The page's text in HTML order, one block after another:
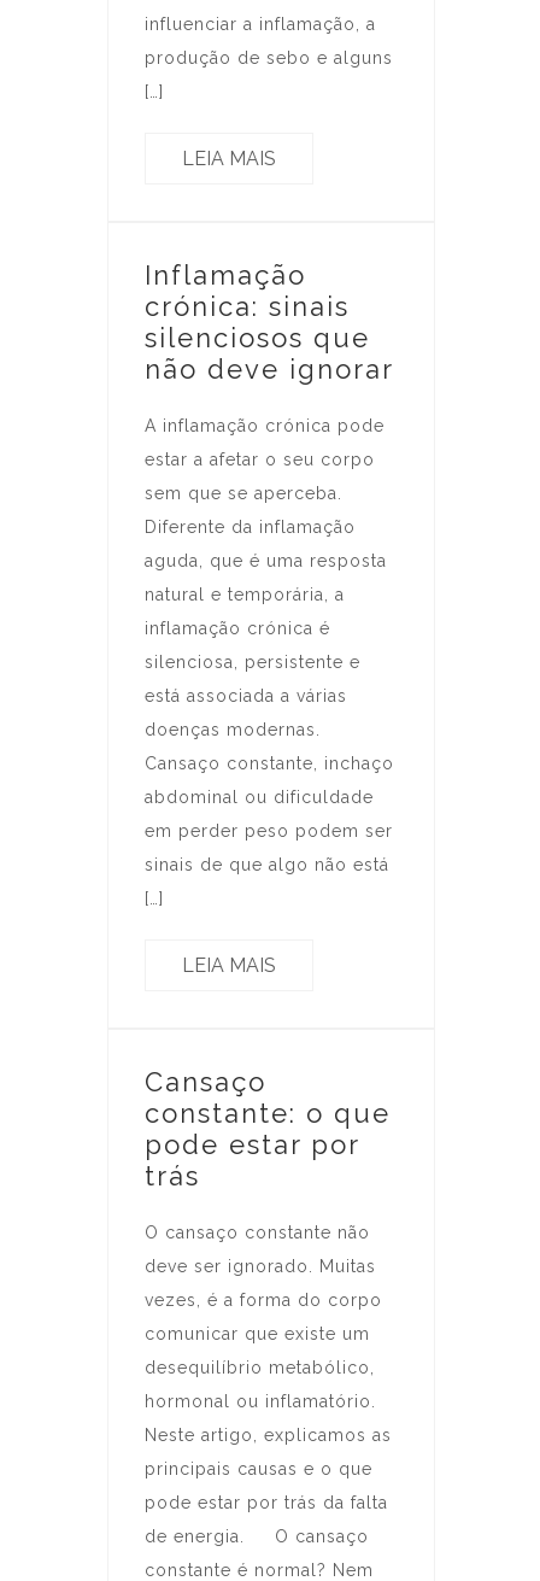
influenciar a inflamação, a
produção de sebo e alguns
[…]
LEIA MAIS
Inflamação
crónica: sinais
silenciosos que
não deve ignorar
A inflamação crónica pode
estar a afetar o seu corpo
sem que se aperceba.
Diferente da inflamação
aguda, que é uma resposta
natural e temporária, a
inflamação crónica é
silenciosa, persistente e
está associada a várias
doenças modernas.
Cansaço constante, inchaço
abdominal ou dificuldade
em perder peso podem ser
sinais de que algo não está
[…]
LEIA MAIS
Cansaço
constante: o que
pode estar por
trás
O cansaço constante não
deve ser ignorado. Muitas
vezes, é a forma do corpo
comunicar que existe um
desequilíbrio metabólico,
hormonal ou inflamatório.
Neste artigo, explicamos as
principais causas e o que
pode estar por trás da falta
de energia. O cansaço
constante é normal? Nem